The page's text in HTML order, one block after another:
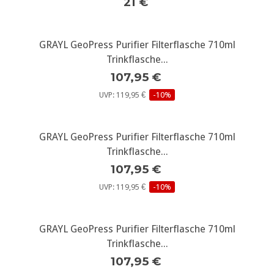
GRAYL GeoPress Purifier Filterflasche 710ml
Trinkflasche...
107,95 €
UVP: 119,95 € -10%
GRAYL GeoPress Purifier Filterflasche 710ml
Trinkflasche...
107,95 €
UVP: 119,95 € -10%
GRAYL GeoPress Purifier Filterflasche 710ml
Trinkflasche...
107,95 €